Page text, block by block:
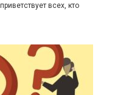
всех, кто